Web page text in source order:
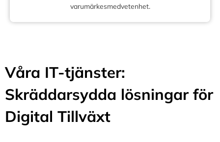
varumärkesmedvetenhet.
Våra IT-tjänster:
Skräddarsydda lösningar för
Digital Tillväxt